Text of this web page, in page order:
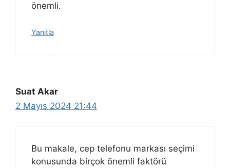
önemli.
Yanıtla
Suat Akar
2 Mayıs 2024 21:44
Bu makale, cep telefonu markası seçimi
konusunda birçok önemli faktörü